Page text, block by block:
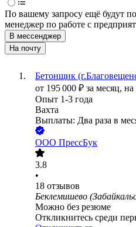
По вашему запросу ещё будут
менеджер по работе с
В мессенджер
На почту
Бетонщик
от 195 000 ₽ за месяц, на
Опыт 1-3 года
Вахта
Выплаты: Два раза в
ООО ПрессБук
3.8
•
18 отзывов
Беклемишево
Можно без резюме
Откликнитесь среди